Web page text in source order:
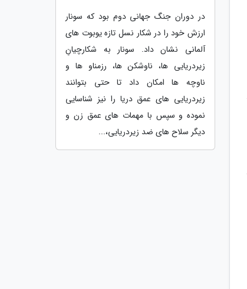
در دوران جنگ جهانی دوم بود که سونار
ارزش خود را در شکار نسل تازه یوبوت های
آلمانی نشان داد. سونار به شکارچیانِ
زیردریایی ها، ناوشکن ها، رزمناو ها و
ناوچه ها امکان داد تا حتی بتوانند
زیردریایی های عمق دریا را نیز شناسایی
نموده و سپس با مهمات های عمق زن و
دیگر سلاح های ضد زیردریایی،...